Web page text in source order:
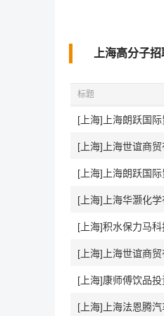
上海高分子
标题
[上海]上海朗跃国
[上海]上海世谊商
[上海]上海朗跃国
[上海]上海华灏化
[上海]积水保力马
[上海]上海世谊商
[上海]康师傅饮品
[上海]上海法恩腾